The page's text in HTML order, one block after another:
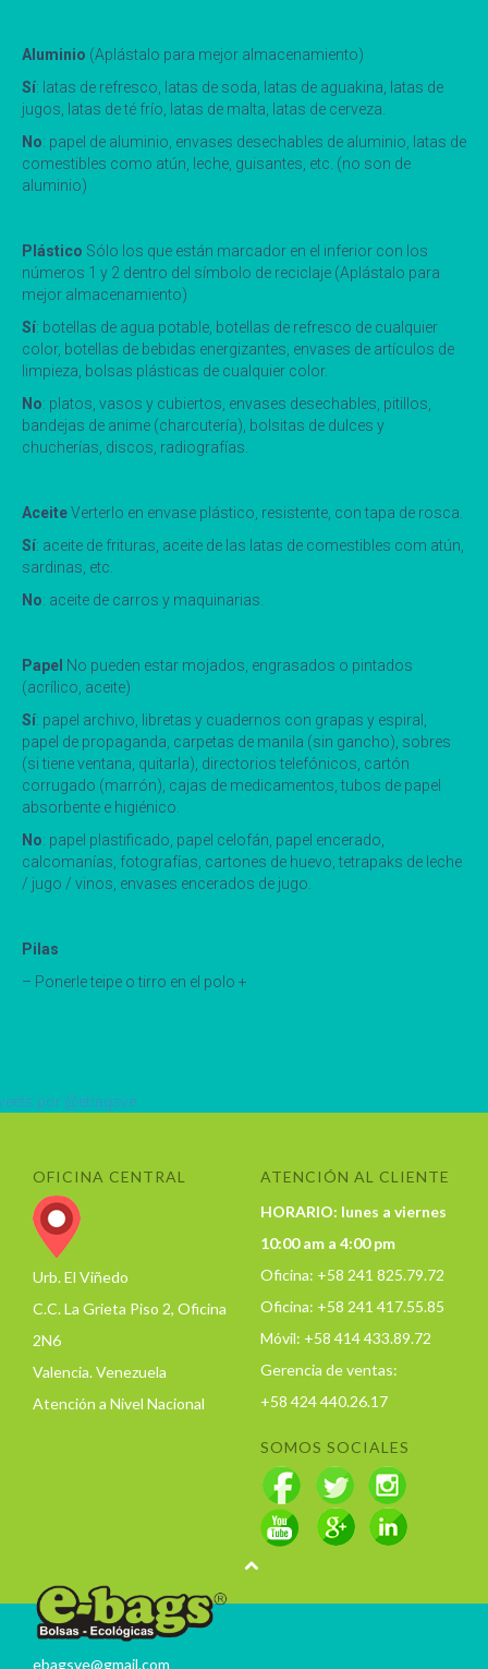
Aluminio (Aplástalo para mejor almacenamiento)
Sí: latas de refresco, latas de soda, latas de aguakina, latas de
jugos, latas de té frío, latas de malta, latas de cerveza.
No: papel de aluminio, envases desechables de aluminio, latas de
comestibles como atún, leche, guisantes, etc. (no son de
aluminio)
Plástico Sólo los que están marcador en el inferior con los
números 1 y 2 dentro del símbolo de reciclaje (Aplástalo para
mejor almacenamiento)
Sí: botellas de agua potable, botellas de refresco de cualquier
color, botellas de bebidas energizantes, envases de artículos de
limpieza, bolsas plásticas de cualquier color.
No: platos, vasos y cubiertos, envases desechables, pitillos,
bandejas de anime (charcutería), bolsitas de dulces y
chucherías, discos, radiografías.
AceiteVerterlo en envase plástico, resistente, con tapa de rosca.
Sí: aceite de frituras, aceite de las latas de comestibles com atún,
sardinas, etc.
No: aceite de carros y maquinarias.
Papel No pueden estar mojados, engrasados o pintados
(acrílico, aceite)
Sí: papel archivo, libretas y cuadernos con grapas y espiral,
papel de propaganda, carpetas de manila (sin gancho), sobres
(si tiene ventana, quitarla), directorios telefónicos, cartón
corrugado (marrón), cajas de medicamentos, tubos de papel
absorbente e higiénico.
No: papel plastificado, papel celofán, papel encerado,
calcomanías, fotografías, cartones de huevo, tetrapaks de leche
/ jugo / vinos, envases encerados de jugo.
Pilas
– Ponerle teipe o tirro en el polo +
por @ebagsve
OFICINA CENTRAL
Urb. El Viñedo
C.C. La Grieta Piso 2, Oficina
2N6
Valencia. Venezuela
Atención a Nivel Nacional
ATENCIÓN AL CLIENTE
HORARIO: lunes a viernes
10:00 am a 4:00 pm
Oficina: +58 241 825.79.72
Oficina: +58 241 417.55.85
Móvil: +58 414 433.89.72
Gerencia de ventas:
+58 424 440.26.17
SOMOS SOCIALES
ebagsve@gmail.com